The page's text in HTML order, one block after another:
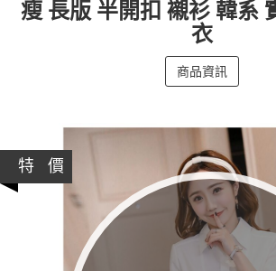
瘦 長版 半開扣 襯衫 韓系
衣
商品資訊
特 價